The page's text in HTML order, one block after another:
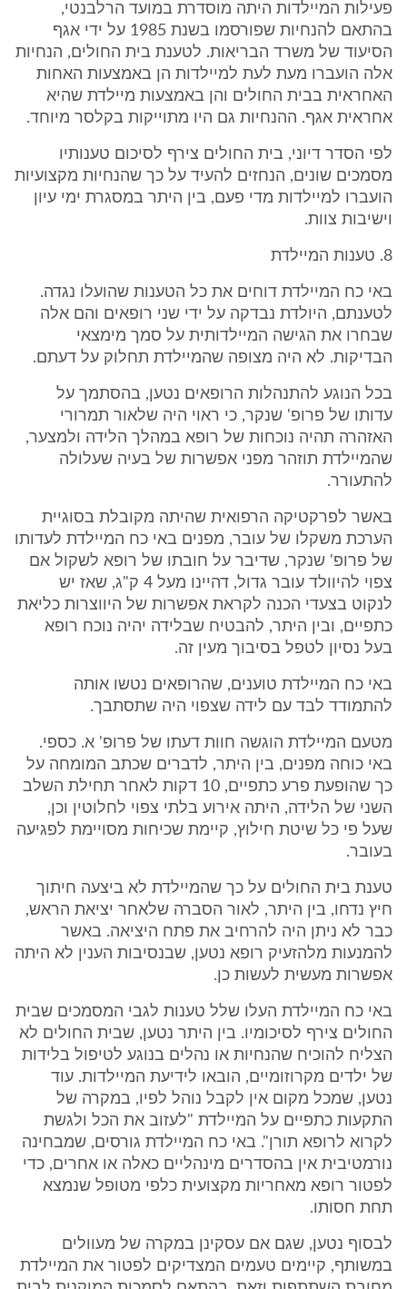
פעילות המיילדות היתה מוסדרת במועד הרלבנטי,
בהתאם להנחיות שפורסמו בשנת 1985 על ידי אגף
הסיעוד של משרד הבריאות. לטענת בית החולים, הנחיות
אלה הועברו מעת לעת למיילדות הן באמצעות האחות
האחראית בבית החולים והן באמצעות מיילדת שהיא
אחראית אגף. ההנחיות גם היו מתוייקות בקלסר מיוחד.
לפי הסדר דיוני, בית החולים צירף לסיכום טענותיו
מסמכים שונים, הנחזים להעיד על כך שהנחיות מקצועיות
הועברו למיילדות מדי פעם, בין היתר במסגרת ימי עיון
וישיבות צוות.
8. טענות המיילדת
באי כח המיילדת דוחים את כל הטענות שהועלו נגדה.
לטענתם, היולדת נבדקה על ידי שני רופאים והם אלה
שבחרו את הגישה המיילדותית על סמך מימצאי
הבדיקות. לא היה מצופה שהמיילדת תחלוק על דעתם.
בכל הנוגע להתנהלות הרופאים נטען, בהסתמך על
עדותו של פרופ' שנקר, כי ראוי היה שלאור תמרורי
האזהרה תהיה נוכחות של רופא במהלך הלידה ולמצער,
שהמיילדת תוזהר מפני אפשרות של בעיה שעלולה
להתעורר.
באשר לפרקטיקה הרפואית שהיתה מקובלת בסוגיית
הערכת משקלו של עובר, מפנים באי כח המיילדת לעדותו
של פרופ' שנקר, שדיבר על חובתו של רופא לשקול אם
צפוי להיוולד עובר גדול, דהיינו מעל 4 ק"ג, שאז יש
לנקוט בצעדי הכנה לקראת אפשרות של היווצרות כליאת
כתפיים, ובין היתר, להבטיח שבלידה יהיה נוכח רופא
בעל נסיון לטפל בסיבוך מעין זה.
באי כח המיילדת טוענים, שהרופאים נטשו אותה
להתמודד לבד עם לידה שצפוי היה שתסתבך.
מטעם המיילדת הוגשה חוות דעתו של פרופ' א. כספי.
באי כוחה מפנים, בין היתר, לדברים שכתב המומחה על
כך שהופעת פרע כתפיים, 10 דקות לאחר תחילת השלב
השני של הלידה, היתה אירוע בלתי צפוי לחלוטין וכן,
שעל פי כל שיטת חילוץ, קיימת שכיחות מסויימת לפגיעה
בעובר.
טענת בית החולים על כך שהמיילדת לא ביצעה חיתוך
חיץ נדחו, בין היתר, לאור הסברה שלאחר יציאת הראש,
כבר לא ניתן היה להרחיב את פתח היציאה. באשר
להמנעות מלהזעיק רופא נטען, שבנסיבות הענין לא היתה
אפשרות מעשית לעשות כן.
באי כח המיילדת העלו שלל טענות לגבי המסמכים שבית
החולים צירף לסיכומיו. בין היתר נטען, שבית החולים לא
הצליח להוכיח שהנחיות או נהלים בנוגע לטיפול בלידות
של ילדים מקרוזומיים, הובאו לידיעת המיילדות. עוד
נטען, שמכל מקום אין לקבל נוהל לפיו, במקרה של
התקעות כתפיים על המיילדת "לעזוב את הכל ולגשת
לקרוא לרופא תורן". באי כח המיילדת גורסים, שמבחינה
נורמטיבית אין בהסדרים מינהליים כאלה או אחרים, כדי
לפטור רופא מאחריות מקצועית כלפי מטופל שנמצא
תחת חסותו.
לבסוף נטען, שגם אם עסקינן במקרה של מעוולים
במשותף, קיימים טעמים המצדיקים לפטור את המיילדת